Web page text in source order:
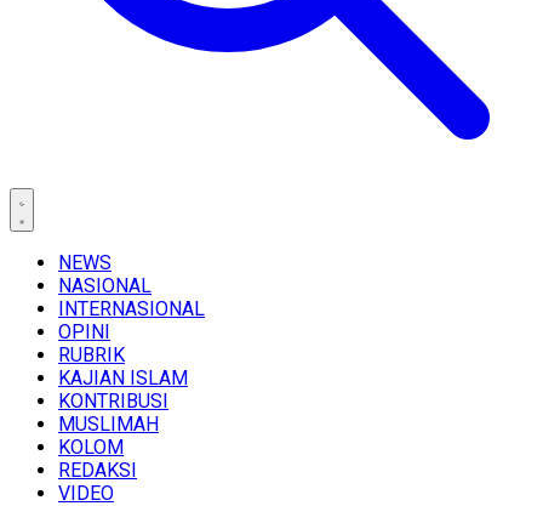
NEWS
NASIONAL
INTERNASIONAL
OPINI
RUBRIK
KAJIAN ISLAM
KONTRIBUSI
MUSLIMAH
KOLOM
REDAKSI
VIDEO